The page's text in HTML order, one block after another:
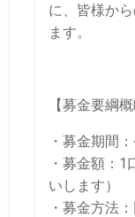
に、皆様か
ます。
【募金要綱概
・募金期間
・募金額：
いします）
・募金方法